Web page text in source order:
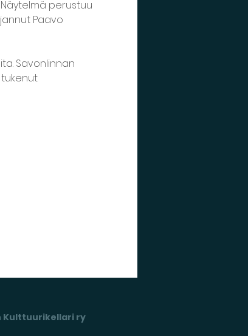
perustuu
Paavo
Savonlinnan
Kulttuurikellari ry